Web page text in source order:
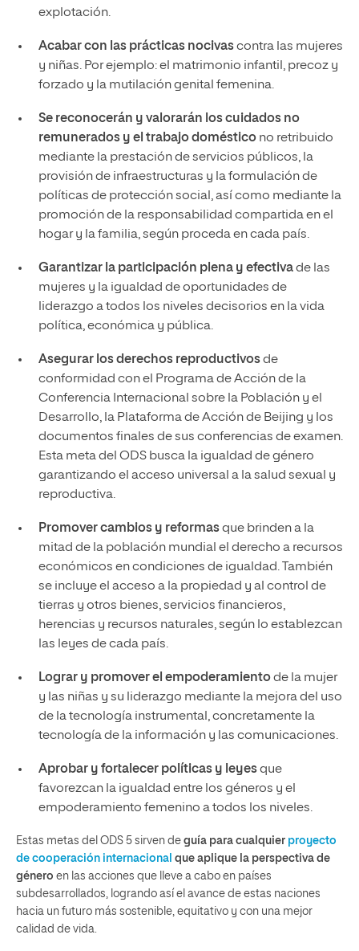
explotación.
Acabar con las prácticas nocivascontra las mujeres
y niñas. Por ejemplo: el matrimonio infantil, precoz y
forzado y la mutilación genital femenina.
Se reconocerán y valorarán los cuidados no
remunerados y el trabajo domésticono retribuido
mediante la prestación de servicios públicos, la
provisión de infraestructuras y la formulación de
políticas de protección social, así como mediante la
promoción de la responsabilidad compartida en el
hogar y la familia, según proceda en cada país.
Garantizar la participación plena y efectivade las
mujeres y la igualdad de oportunidades de
liderazgo a todos los niveles decisorios en la vida
política, económica y pública.
Asegurar los derechos reproductivosde
conformidad con el Programa de Acción de la
Conferencia Internacional sobre la Población y el
Desarrollo, la Plataforma de Acción de Beijing y los
documentos finales de sus conferencias de examen.
Esta meta del ODS busca la igualdad de género
garantizando el acceso universal a la salud sexual y
reproductiva.
Promover cambios y reformasque brinden a la
mitad de la población mundial el derecho a recursos
económicos en condiciones de igualdad. También
se incluye el acceso a la propiedad y al control de
tierras y otros bienes, servicios financieros,
herencias y recursos naturales, según lo establezcan
las leyes de cada país.
Lograr y promover el empoderamientode la mujer
y las niñas y su liderazgo mediante la mejora del uso
de la tecnología instrumental, concretamente la
tecnología de la información y las comunicaciones.
Aprobar y fortalecer políticas y leyesque
favorezcan la igualdad entre los géneros y el
empoderamiento femenino a todos los niveles.
Estas metas del ODS 5 sirven de guía para cualquier proyecto
de cooperación internacional que aplique la perspectiva de
género en las acciones que lleve a cabo en países
subdesarrollados, logrando así el avance de estas naciones
hacia un futuro más sostenible, equitativo y con una mejor
calidad de vida.